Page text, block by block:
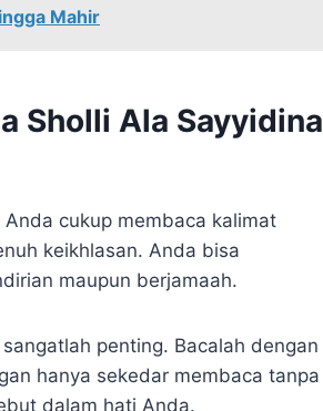
Mahir
Sholli Ala Sayyidina
cukup membaca kalimat
keikhlasan. Anda bisa
maupun berjamaah.
penting. Bacalah dengan
hanya sekedar membaca tanpa
dalam hati Anda.